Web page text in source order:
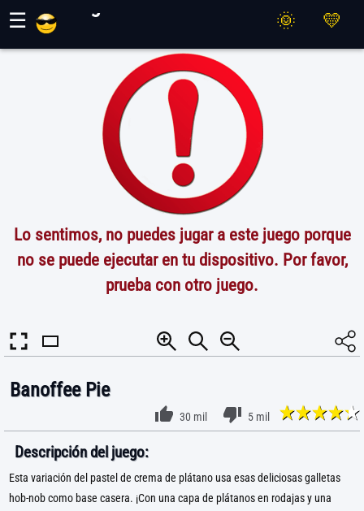
☰
Lo sentimos, no puedes jugar a este juego porque
no se puede ejecutar en tu dispositivo. Por favor,
prueba con otro juego.
Banoffee Pie
30 mil 5 mil
Descripción del juego:
Esta variación del pastel de crema de plátano usa esas deliciosas galletas
hob-nob como base casera. ¡Con una capa de plátanos en rodajas y una